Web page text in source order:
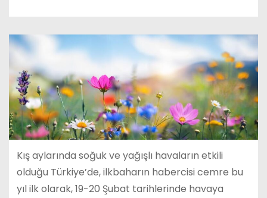
Kış aylarında soğuk ve yağışlı havaların etkili
olduğu Türkiye’de, ilkbaharın habercisi cemre bu
yıl ilk olarak, 19-20 Şubat tarihlerinde havaya